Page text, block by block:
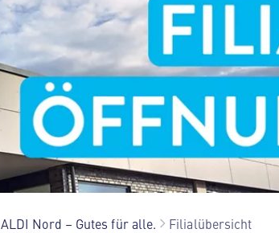
ALDI Nord – Gutes für alle. Filialübersicht